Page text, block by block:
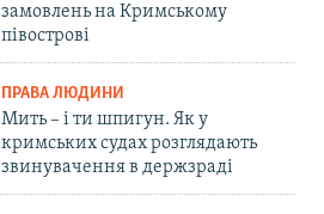
замовлень на Кримському
півострові
ПРАВА ЛЮДИНИ
Мить – і ти шпигун. Як у
кримських судах розглядають
звинувачення в держзраді